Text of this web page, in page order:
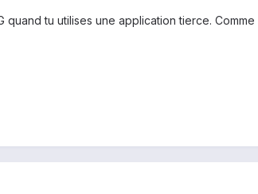
tu utilises une application tierce.